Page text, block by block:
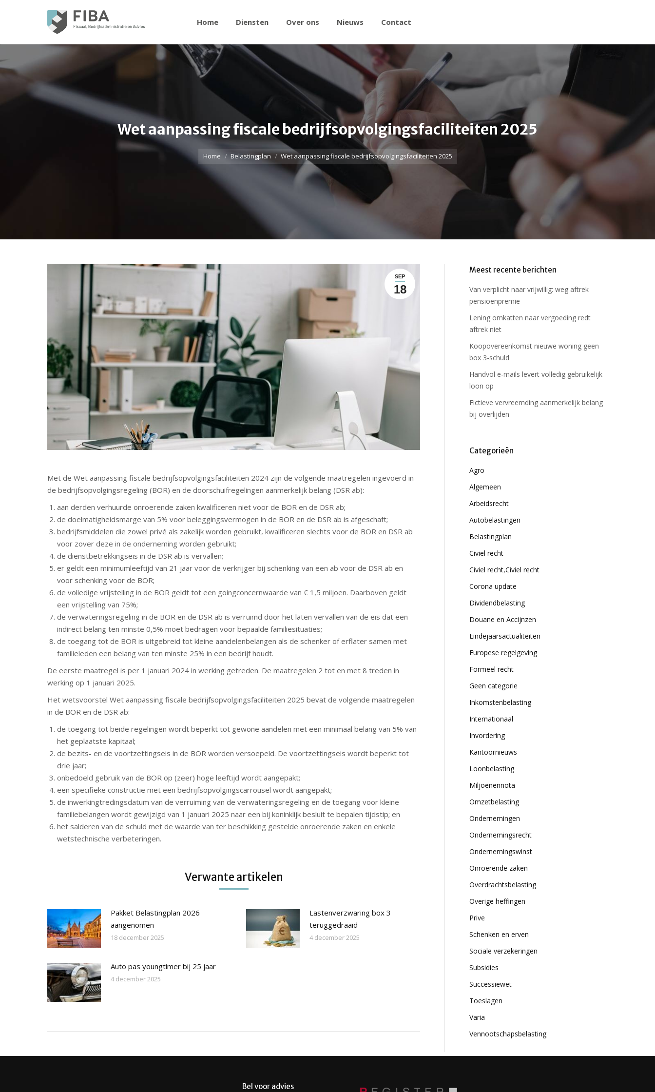
Home Diensten Over ons Nieuws Contact
Wet aanpassing fiscale bedrijfsopvolgingsfaciliteiten 2025
Home Belastingplan Wet aanpassing fiscale bedrijfsopvolgingsfaciliteiten 2025
SEP
18
Met de Wet aanpassing fiscale bedrijfsopvolgingsfaciliteiten 2024 zijn de volgende maatregelen ingevoerd in
de bedrijfsopvolgingsregeling (BOR) en de doorschuifregelingen aanmerkelijk belang (DSR ab):
aan derden verhuurde onroerende zaken kwalificeren niet voor de BOR en de DSR ab;
de doelmatigheidsmarge van 5% voor beleggingsvermogen in de BOR en de DSR ab is afgeschaft;
bedrijfsmiddelen die zowel privé als zakelijk worden gebruikt, kwalificeren slechts voor de BOR en DSR ab
voor zover deze in de onderneming worden gebruikt;
de dienstbetrekkingseis in de DSR ab is vervallen;
er geldt een minimumleeftijd van 21 jaar voor de verkrijger bij schenking van een ab voor de DSR ab en
voor schenking voor de BOR;
de volledige vrijstelling in de BOR geldt tot een goingconcernwaarde van € 1,5 miljoen. Daarboven geldt
een vrijstelling van 75%;
de verwateringsregeling in de BOR en de DSR ab is verruimd door het laten vervallen van de eis dat een
indirect belang ten minste 0,5% moet bedragen voor bepaalde familiesituaties;
de toegang tot de BOR is uitgebreid tot kleine aandelenbelangen als de schenker of erflater samen met
familieleden een belang van ten minste 25% in een bedrijf houdt.
De eerste maatregel is per 1 januari 2024 in werking getreden. De maatregelen 2 tot en met 8 treden in
werking op 1 januari 2025.
Het wetsvoorstel Wet aanpassing fiscale bedrijfsopvolgingsfaciliteiten 2025 bevat de volgende maatregelen
in de BOR en de DSR ab:
de toegang tot beide regelingen wordt beperkt tot gewone aandelen met een minimaal belang van 5% van
het geplaatste kapitaal;
de bezits- en de voortzettingseis in de BOR worden versoepeld. De voortzettingseis wordt beperkt tot
drie jaar;
onbedoeld gebruik van de BOR op (zeer) hoge leeftijd wordt aangepakt;
een specifieke constructie met een bedrijfsopvolgingscarrousel wordt aangepakt;
de inwerkingtredingsdatum van de verruiming van de verwateringsregeling en de toegang voor kleine
familiebelangen wordt gewijzigd van 1 januari 2025 naar een bij koninklijk besluit te bepalen tijdstip; en
het salderen van de schuld met de waarde van ter beschikking gestelde onroerende zaken en enkele
wetstechnische verbeteringen.
Verwante artikelen
Pakket Belastingplan 2026
aangenomen
18 december 2025
Lastenverzwaring box 3
teruggedraaid
4 december 2025
Auto pas youngtimer bij 25 jaar
4 december 2025
Meest recente berichten
Van verplicht naar vrijwillig: weg aftrek
pensioenpremie
Lening omkatten naar vergoeding redt
aftrek niet
Koopovereenkomst nieuwe woning geen
box 3-schuld
Handvol e-mails levert volledig gebruikelijk
loon op
Fictieve vervreemding aanmerkelijk belang
bij overlijden
Categorieën
Agro
Algemeen
Arbeidsrecht
Autobelastingen
Belastingplan
Civiel recht
Civiel recht,Civiel recht
Corona update
Dividendbelasting
Douane en Accijnzen
Eindejaarsactualiteiten
Europese regelgeving
Formeel recht
Geen categorie
Inkomstenbelasting
Internationaal
Invordering
Kantoornieuws
Loonbelasting
Miljoenennota
Omzetbelasting
Ondernemingen
Ondernemingsrecht
Ondernemingswinst
Onroerende zaken
Overdrachtsbelasting
Overige heffingen
Prive
Schenken en erven
Sociale verzekeringen
Subsidies
Successiewet
Toeslagen
Varia
Vennootschapsbelasting
Bel voor advies